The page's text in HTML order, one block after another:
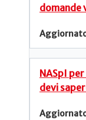
domande
NASpI
devi